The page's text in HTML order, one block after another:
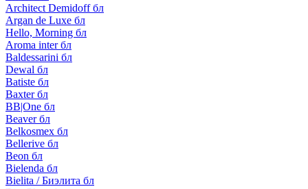
Architect Demidoff бл
Argan de Luxe бл
Hello, Morning бл
Aroma inter бл
Baldessarini бл
Dewal бл
Batiste бл
Baxter бл
BB|One бл
Beaver бл
Belkosmex бл
Bellerive бл
Beon бл
Bielenda бл
Bielita / Биэлита бл